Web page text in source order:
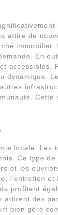
attire de
immobilier.
En
accessibles.
dynamique.
Cette
locale. Les
Ce type
et les
l’entretien et
profitent
attirent des
bien géré